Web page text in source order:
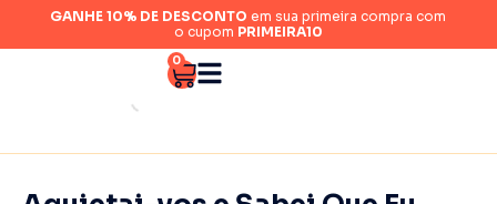
GANHE 10% DE DESCONTO em sua primeira compra com
o cupom PRIMEIRA10
0